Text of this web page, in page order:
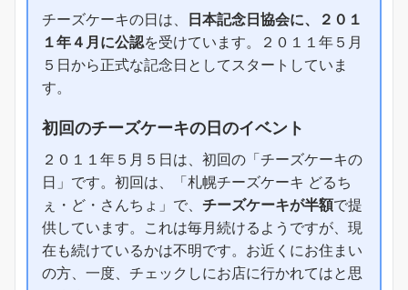
チーズケーキの日は、
日本記念日協会に、２０１
１年４月に公認を受けています。２０１１年５月
５日から正式な記念日としてスタートしていま
す。
初回のチーズケーキの日のイベント
２０１１年５月５日は、初回の「チーズケーキの
日」です。初回は、「札幌チーズケーキ どるち
ぇ・ど・さんちょ」で、 チーズケーキが半額で提
供しています。これは毎月続けるようですが、現
在も続けているかは不明です。お近くにお住まい
の方、一度、チェックしにお店に行かれてはと思